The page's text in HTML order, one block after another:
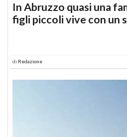
In Abruzzo quasi una
figli piccoli vive con un
di Redazione